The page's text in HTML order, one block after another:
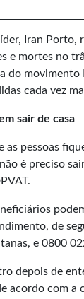
Iran
e mortes no
do
cada vez
sair de casa
pessoas
é preciso
de
e 0800
depois de
acordo com a